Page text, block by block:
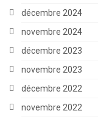
décembre 2024
novembre 2024
décembre 2023
novembre 2023
décembre 2022
novembre 2022